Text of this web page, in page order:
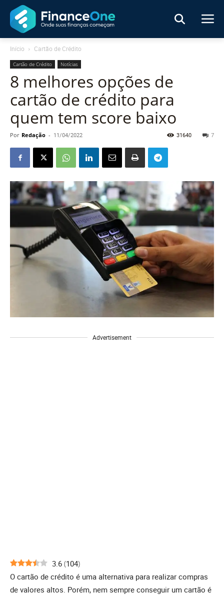
Início Cartão de Crédito
Cartão de Crédito Notícias
8 melhores opções de
cartão de crédito para
quem tem score baixo
Por Redação - 11/04/2022 7
31640
Advertisement
3.6 (104)
O cartão de crédito é uma alternativa para realizar compras
de valores altos. Porém, nem sempre conseguir um cartão é